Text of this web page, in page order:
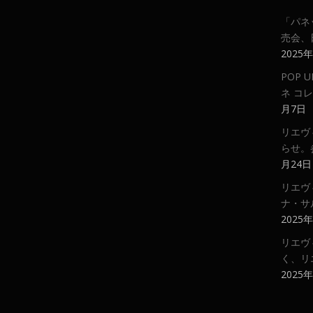
「パ
売会、
2025
POP
ネ コ
月7日
リエ
らせ
月24日
リエ
ナ・サ
2025
リエ
く、
2025